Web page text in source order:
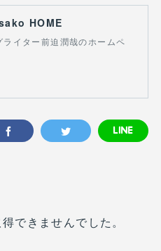
HOME
ライター前迫潤哉のホームペ
できませんでした。